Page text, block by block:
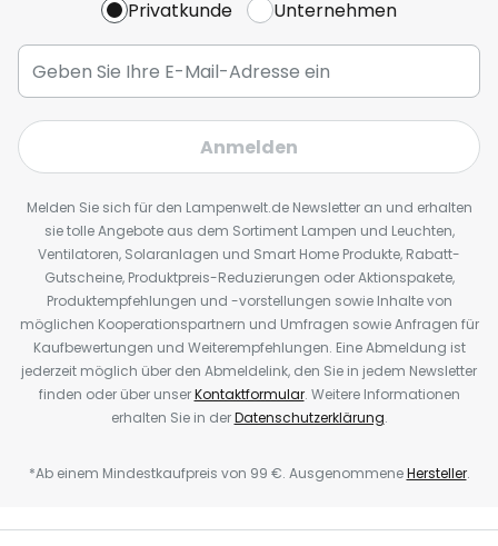
Privatkunde Unternehmen
Anmelden
Melden Sie sich für den Lampenwelt.de Newsletter an und erhalten
sie tolle Angebote aus dem Sortiment Lampen und Leuchten,
Ventilatoren, Solaranlagen und Smart Home Produkte, Rabatt-
Gutscheine, Produktpreis-Reduzierungen oder Aktionspakete,
Produktempfehlungen und -vorstellungen sowie Inhalte von
möglichen Kooperationspartnern und Umfragen sowie Anfragen für
Kaufbewertungen und Weiterempfehlungen. Eine Abmeldung ist
jederzeit möglich über den Abmeldelink, den Sie in jedem Newsletter
finden oder über unserKontaktformular. Weitere Informationen
erhalten Sie in derDatenschutzerklärung.
*Ab einem Mindestkaufpreis von 99 €. AusgenommeneHersteller.